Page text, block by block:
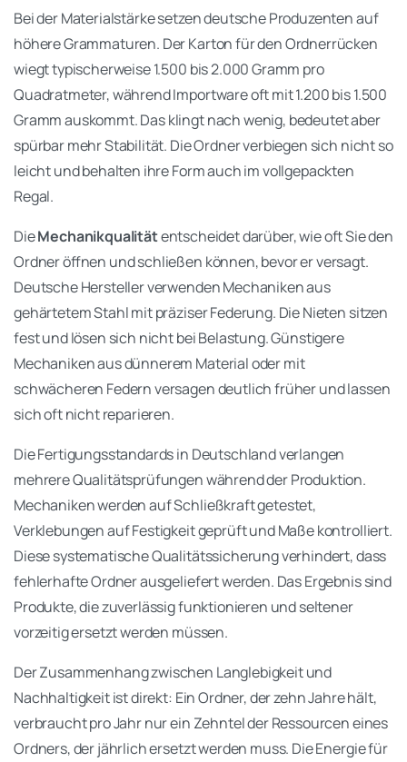
Bei der Materialstärke setzen deutsche Produzenten auf
höhere Grammaturen. Der Karton für den Ordnerrücken
wiegt typischerweise 1.500 bis 2.000 Gramm pro
Quadratmeter, während Importware oft mit 1.200 bis 1.500
Gramm auskommt. Das klingt nach wenig, bedeutet aber
spürbar mehr Stabilität. Die Ordner verbiegen sich nicht so
leicht und behalten ihre Form auch im vollgepackten
Regal.
DieMechanikqualitätentscheidet darüber, wie oft Sie den
Ordner öffnen und schließen können, bevor er versagt.
Deutsche Hersteller verwenden Mechaniken aus
gehärtetem Stahl mit präziser Federung. Die Nieten sitzen
fest und lösen sich nicht bei Belastung. Günstigere
Mechaniken aus dünnerem Material oder mit
schwächeren Federn versagen deutlich früher und lassen
sich oft nicht reparieren.
Die Fertigungsstandards in Deutschland verlangen
mehrere Qualitätsprüfungen während der Produktion.
Mechaniken werden auf Schließkraft getestet,
Verklebungen auf Festigkeit geprüft und Maße kontrolliert.
Diese systematische Qualitätssicherung verhindert, dass
fehlerhafte Ordner ausgeliefert werden. Das Ergebnis sind
Produkte, die zuverlässig funktionieren und seltener
vorzeitig ersetzt werden müssen.
Der Zusammenhang zwischen Langlebigkeit und
Nachhaltigkeit ist direkt: Ein Ordner, der zehn Jahre hält,
verbraucht pro Jahr nur ein Zehntel der Ressourcen eines
Ordners, der jährlich ersetzt werden muss. Die Energie für